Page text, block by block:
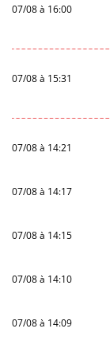
07/08 à 16:00
07/08 à 15:31
07/08 à 14:21
07/08 à 14:17
07/08 à 14:15
07/08 à 14:10
07/08 à 14:09